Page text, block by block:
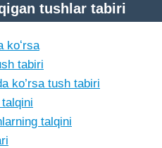
tushlar tabiri
koʻrsa
tabiri
ko’rsa tush tabiri
talqini